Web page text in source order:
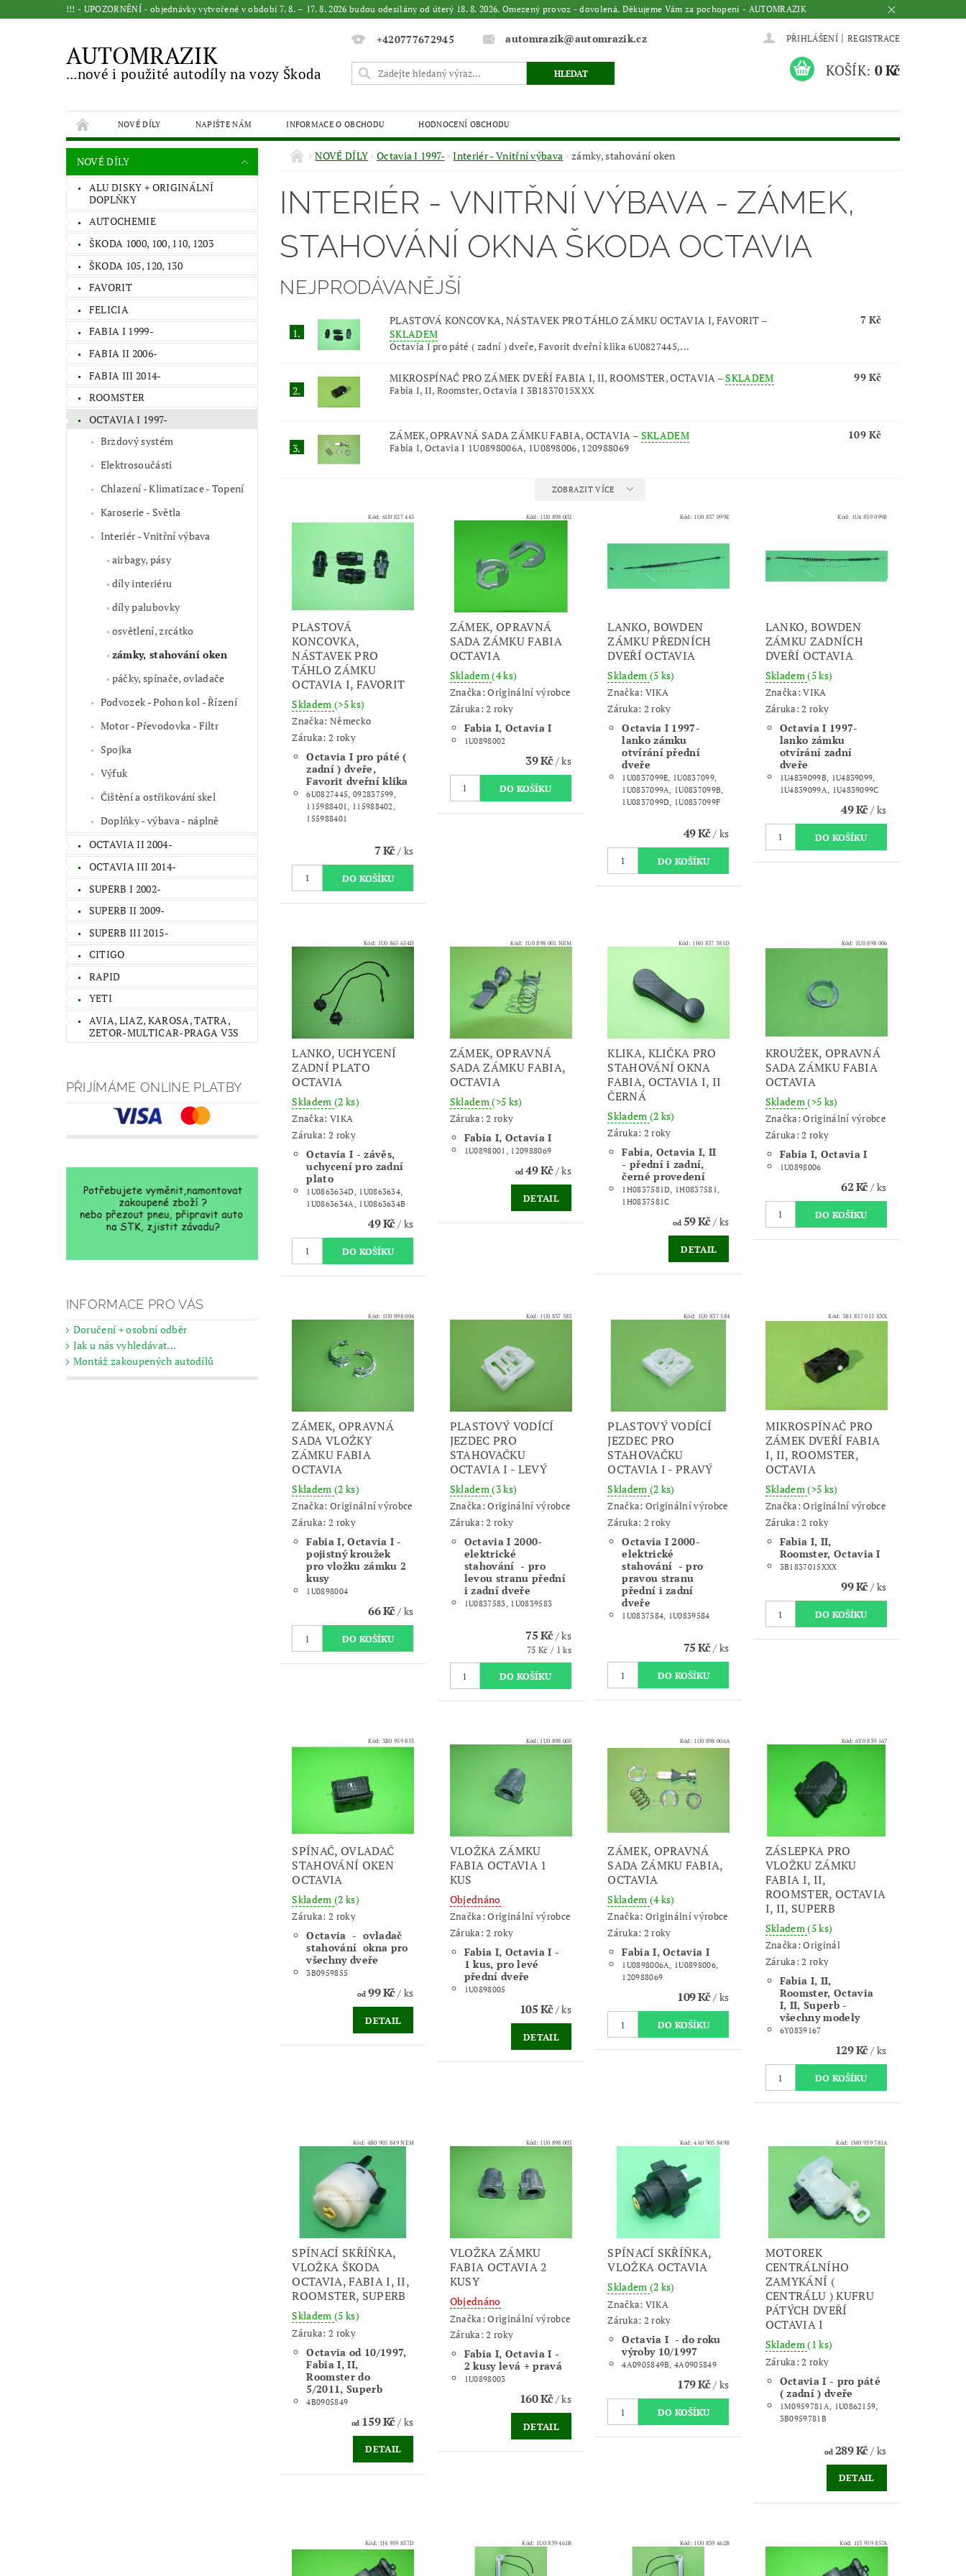
!!! - UPOZORNĚNÍ - objednávky vytvořené v období 7. 8. – 17. 8. 2026 budou odesílány od úterý 18. 8. 2026. Omezený provoz - dovolená. Děkujeme Vám za pochopení - AUTOMRAZIK
AUTOMRAZIK
...nové i použité autodíly na vozy Škoda
+420777672945 automrazik@automrazik.cz PŘIHLÁŠENÍ | REGISTRACE
KOŠÍK: 0 Kč
NOVÉ DÍLY NAPIŠTE NÁM INFORMACE O OBCHODU HODNOCENÍ OBCHODU
NOVÉ DÍLY
ALU DISKY + ORIGINÁLNÍ
DOPLŇKY
AUTOCHEMIE
ŠKODA 1000, 100, 110, 1203
ŠKODA 105, 120, 130
FAVORIT
FELICIA
FABIA I 1999-
FABIA II 2006-
FABIA III 2014-
ROOMSTER
OCTAVIA I 1997-
Brzdový systém
Elektrosoučásti
Chlazení - Klimatizace - Topení
Karoserie - Světla
Interiér - Vnitřní výbava
airbagy, pásy
díly interiéru
díly palubovky
osvětlení, zrcátko
zámky, stahování oken
páčky, spínače, ovladače
Podvozek - Pohon kol - Řízení
Motor - Převodovka - Filtr
Spojka
Výfuk
Čištění a ostřikování skel
Doplňky - výbava - náplně
OCTAVIA II 2004-
OCTAVIA III 2014-
SUPERB I 2002-
SUPERB II 2009-
SUPERB III 2015-
CITIGO
RAPID
YETI
AVIA, LIAZ, KAROSA, TATRA,
ZETOR-MULTICAR-PRAGA V3S
PŘIJÍMÁME ONLINE PLATBY
INFORMACE PRO VÁS
Doručení + osobní odběr
Jak u nás vyhledávat...
Montáž zakoupených autodílů
NOVÉ DÍLY Octavia I 1997- Interiér - Vnitřní výbava zámky, stahování oken
INTERIÉR - VNITŘNÍ VÝBAVA - ZÁMEK,
STAHOVÁNÍ OKNA ŠKODA OCTAVIA
NEJPRODÁVANĚJŠÍ
1.
PLASTOVÁ KONCOVKA, NÁSTAVEK PRO TÁHLO ZÁMKU OCTAVIA I, FAVORIT –
SKLADEM
Octavia I pro páté ( zadní ) dveře, Favorit dveřní klika 6U0827445,...
7 Kč
2.
MIKROSPÍNAČ PRO ZÁMEK DVEŘÍ FABIA I, II, ROOMSTER, OCTAVIA –SKLADEM
Fabia I, II, Roomster, Octavia I 3B1837015XXX
99 Kč
3.
ZÁMEK, OPRAVNÁ SADA ZÁMKU FABIA, OCTAVIA – SKLADEM
Fabia I, Octavia I 1U0898006A, 1U0898006, 120988069
109 Kč
ZOBRAZIT VÍCE
Kód: 6U0 827 445
PLASTOVÁ
KONCOVKA,
NÁSTAVEK PRO
TÁHLO ZÁMKU
OCTAVIA I, FAVORIT
Skladem (>5 ks)
Značka: Německo
Záruka: 2 roky
Octavia I pro páté (
zadní ) dveře,
Favorit dveřní klika
6U0827445, 092837599,
115988401, 115988402,
155988401
7 Kč/ ks
Kód: 1U0 898 002
ZÁMEK, OPRAVNÁ
SADA ZÁMKU FABIA
OCTAVIA
Skladem(4 ks)
Značka:Originální výrobce
Záruka: 2 roky
Fabia I, Octavia I
1U0898002
39 Kč/ ks
Kód: 1U0 837 099E
LANKO, BOWDEN
ZÁMKU PŘEDNÍCH
DVEŘÍ OCTAVIA
Skladem (5 ks)
Značka: VIKA
Záruka: 2 roky
Octavia I 1997-
lanko zámku
otvírání přední
dveře
1U0837099E, 1U0837099,
1U0837099A, 1U0837099B,
1U0837099D, 1U0837099F
49 Kč/ ks
Kód: 1U4 839 099B
LANKO, BOWDEN
ZÁMKU ZADNÍCH
DVEŘÍ OCTAVIA
Skladem(5 ks)
Značka:VIKA
Záruka: 2 roky
Octavia I 1997-
lanko zámku
otvírání zadní
dveře
1U4839099B, 1U4839099,
1U4839099A, 1U4839099C
49 Kč/ ks
Kód: 1U0 863 634D
LANKO, UCHYCENÍ
ZADNÍ PLATO
OCTAVIA
Skladem (2 ks)
Značka: VIKA
Záruka: 2 roky
Octavia I - závěs,
uchycení pro zadní
plato
1U0863634D, 1U0863634,
1U0863634A, 1U0863634B
49 Kč/ ks
Kód: 1U0 898 001 NEM
ZÁMEK, OPRAVNÁ
SADA ZÁMKU FABIA,
OCTAVIA
Skladem(>5 ks)
Záruka: 2 roky
Fabia I, Octavia I
1U0898001, 120988069
od49 Kč/ ks
DETAIL
Kód: 1H0 837 581D
KLIKA, KLIČKA PRO
STAHOVÁNÍ OKNA
FABIA, OCTAVIA I, II
ČERNÁ
Skladem (2 ks)
Záruka: 2 roky
Fabia, Octavia I, II
- přední i zadní,
černé provedení
1H0837581D, 1H0837581,
1H0837581C
od59 Kč/ ks
DETAIL
Kód: 1U0 898 006
KROUŽEK, OPRAVNÁ
SADA ZÁMKU FABIA
OCTAVIA
Skladem(>5 ks)
Značka:Originální výrobce
Záruka: 2 roky
Fabia I, Octavia I
1U0898006
62 Kč/ ks
Kód: 1U0 898 004
ZÁMEK, OPRAVNÁ
SADA VLOŽKY
ZÁMKU FABIA
OCTAVIA
Skladem (2 ks)
Značka: Originální výrobce
Záruka: 2 roky
Fabia I, Octavia I -
pojistný kroužek
pro vložku zámku 2
kusy
1U0898004
66 Kč/ ks
Kód: 1U0 837 583
PLASTOVÝ VODÍCÍ
JEZDEC PRO
STAHOVAČKU
OCTAVIA I - LEVÝ
Skladem(3 ks)
Značka:Originální výrobce
Záruka: 2 roky
Octavia I 2000-
elektrické
stahování - pro
levou stranu přední
i zadní dveře
1U0837583, 1U0839583
75 Kč/ ks
75 Kč / 1 ks
Kód: 1U0 837 584
PLASTOVÝ VODÍCÍ
JEZDEC PRO
STAHOVAČKU
OCTAVIA I - PRAVÝ
Skladem (2 ks)
Značka: Originální výrobce
Záruka: 2 roky
Octavia I 2000-
elektrické
stahování - pro
pravou stranu
přední i zadní
dveře
1U0837584, 1U0839584
75 Kč/ ks
Kód: 3B1 837 015 XXX
MIKROSPÍNAČ PRO
ZÁMEK DVEŘÍ FABIA
I, II, ROOMSTER,
OCTAVIA
Skladem(>5 ks)
Značka:Originální výrobce
Záruka: 2 roky
Fabia I, II,
Roomster, Octavia I
3B1837015XXX
99 Kč/ ks
Kód: 3B0 959 855
SPÍNAČ, OVLADAČ
STAHOVÁNÍ OKEN
OCTAVIA
Skladem (2 ks)
Záruka: 2 roky
Octavia - ovladač
stahování okna pro
všechny dveře
3B0959855
od99 Kč/ ks
DETAIL
Kód: 1U0 898 005
VLOŽKA ZÁMKU
FABIA OCTAVIA 1
KUS
Objednáno
Značka:Originální výrobce
Záruka: 2 roky
Fabia I, Octavia I -
1 kus, pro levé
přední dveře
1U0898005
105 Kč/ ks
DETAIL
Kód: 1U0 898 006A
ZÁMEK, OPRAVNÁ
SADA ZÁMKU FABIA,
OCTAVIA
Skladem (4 ks)
Značka: Originální výrobce
Záruka: 2 roky
Fabia I, Octavia I
1U0898006A, 1U0898006,
120988069
109 Kč/ ks
Kód:6Y0 839 167
ZÁSLEPKA PRO
VLOŽKU ZÁMKU
FABIA I, II,
ROOMSTER, OCTAVIA
I, II, SUPERB
Skladem(5 ks)
Značka:Originál
Záruka: 2 roky
Fabia I, II,
Roomster, Octavia
I, II, Superb -
všechny modely
6Y0839167
129 Kč/ ks
Kód: 4B0 905 849 NEM
SPÍNACÍ SKŘÍŇKA,
VLOŽKA ŠKODA
OCTAVIA, FABIA I, II,
ROOMSTER, SUPERB
Skladem (5 ks)
Záruka: 2 roky
Octavia od 10/1997,
Fabia I, II,
Roomster do
5/2011, Superb
4B0905849
od159 Kč/ ks
DETAIL
Kód: 1U0 898 003
VLOŽKA ZÁMKU
FABIA OCTAVIA 2
KUSY
Objednáno
Značka:Originální výrobce
Záruka: 2 roky
Fabia I, Octavia I -
2 kusy levá + pravá
1U0898003
160 Kč/ ks
DETAIL
Kód:4A0 905 849B
SPÍNACÍ SKŘÍŇKA,
VLOŽKA OCTAVIA
Skladem (2 ks)
Značka: VIKA
Záruka: 2 roky
Octavia I - do roku
výroby 10/1997
4A0905849B, 4A0905849
179 Kč/ ks
Kód: 1M0 959 781A
MOTOREK
CENTRÁLNÍHO
ZAMYKÁNÍ (
CENTRÁLU ) KUFRU
PÁTÝCH DVEŘÍ
OCTAVIA I
Skladem(1 ks)
Záruka: 2 roky
Octavia I - pro páté
( zadní ) dveře
1M0959781A, 1U0862159,
3B0959781B
od289 Kč/ ks
DETAIL
Kód: 1J4 959 857D Kód: 1U0 839 461B Kód: 1U0 839 462B Kód: 1J3 959 857A